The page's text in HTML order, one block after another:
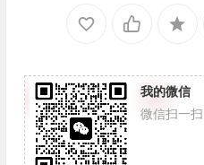
我的微信
微信扫一扫